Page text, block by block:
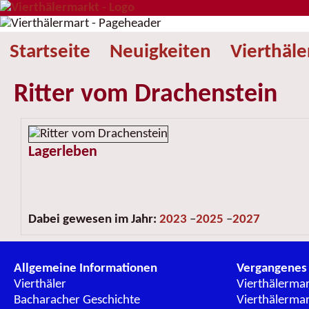
Startseite Neuigkeiten
Ritter vom Drachenstein
Lagerleben
Dabei gewesen im Jahr: 2023 –2025 –2027
Allgemeine Informationen
Vierthäler
Bacharacher Geschichte
Vergangenes